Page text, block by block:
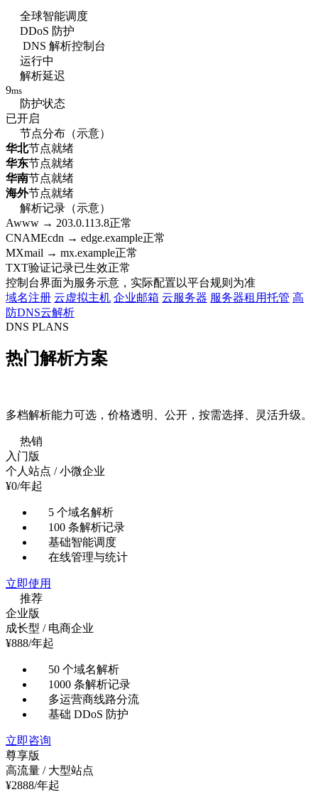
全球智能调度
DDoS 防护
DNS 解析控制台
运行中
解析延迟
9ms
防护状态
已开启
节点分布（示意）
华北节点就绪
华东节点就绪
华南节点就绪
海外节点就绪
解析记录（示意）
Awww → 203.0.113.8正常
CNAMEcdn → edge.example正常
MXmail → mx.example正常
TXT验证记录已生效正常
控制台界面为服务示意，实际配置以平台规则为准
域名注册 云虚拟主机 企业邮箱 云服务器 服务器租用托管 高
防DNS云解析
DNS PLANS
热门解析方案
多档解析能力可选，价格透明、公开，按需选择、灵活升级。
热销
入门版
个人站点 / 小微企业
¥0/年起
5 个域名解析
100 条解析记录
基础智能调度
在线管理与统计
立即使用
推荐
企业版
成长型 / 电商企业
¥888/年起
50 个域名解析
1000 条解析记录
多运营商线路分流
基础 DDoS 防护
立即咨询
尊享版
高流量 / 大型站点
¥2888/年起